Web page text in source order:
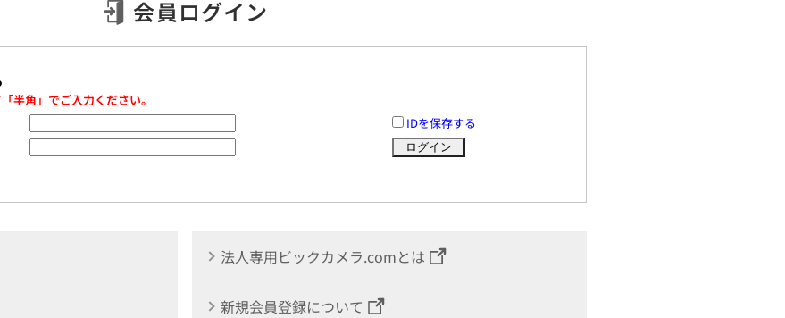
会員ログイン
半角」でご入力ください。
IDを保存する
法人専用ビックカメラ.comとは
新規会員登録について